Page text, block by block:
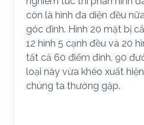
còn là hình đa diện đều
góc đỉnh. Hình 20 mặt bị
12 hình 5 cạnh đều và 20
tất cả 60 điểm đỉnh, 90
loại này vừa khéo xuất
chúng ta thường gặp.